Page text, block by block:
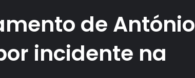
de António
incidente na